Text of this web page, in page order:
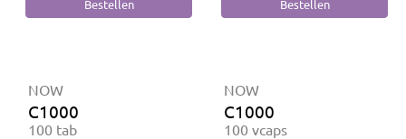
NOW
C1000
100 tab
NOW
C1000
100 vcaps